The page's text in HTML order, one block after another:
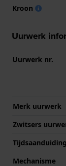
Kroon
Uurwerk
Uurwerk nr.
Merk uurwerk
Zwitsers
Tijdsaanduiding
Mechanisme